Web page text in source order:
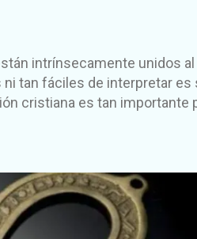
intrínsecamente unidos al
tan fáciles de interpretar es
cristiana es tan importante